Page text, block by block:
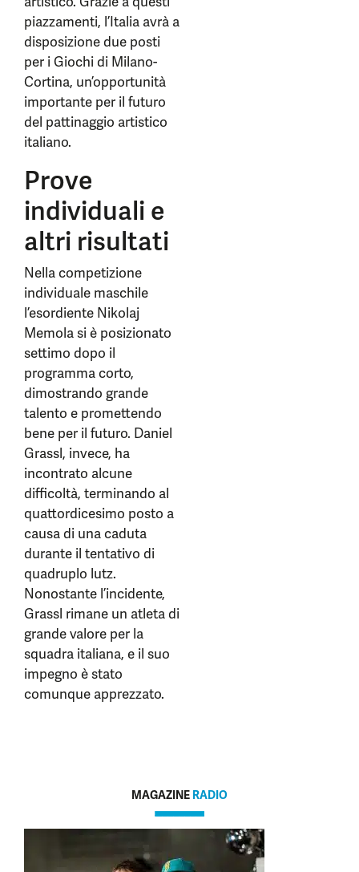
piazzamenti, l’Italia avrà a
disposizione due posti
per i Giochi di Milano-
Cortina, un’opportunità
importante per il futuro
del pattinaggio artistico
italiano.
Prove
individuali e
altri risultati
Nella competizione
individuale maschile
l’esordiente Nikolaj
Memola si è posizionato
settimo dopo il
programma corto,
dimostrando grande
talento e promettendo
bene per il futuro. Daniel
Grassl, invece, ha
incontrato alcune
difficoltà, terminando al
quattordicesimo posto a
causa di una caduta
durante il tentativo di
quadruplo lutz.
Nonostante l’incidente,
Grassl rimane un atleta di
grande valore per la
squadra italiana, e il suo
impegno è stato
comunque apprezzato.
MAGAZINE RADIO